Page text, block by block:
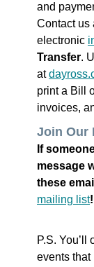
and
Contact us
electronic
Transfer.
at
print a Bill
invoices,
Join Our
If
message
these
mailing list!
P.S.
events that